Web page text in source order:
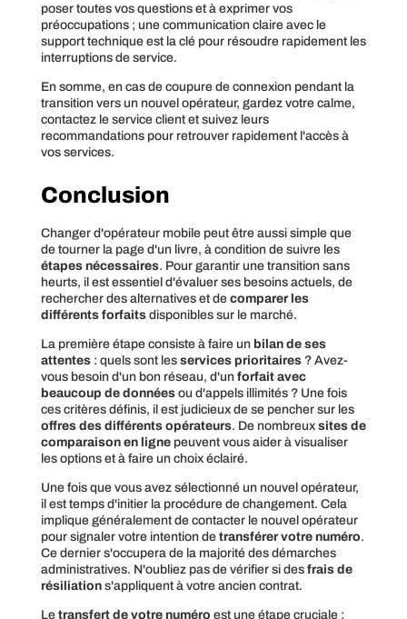
poser toutes vos questions et à exprimer vos
préoccupations ; une communication claire avec le
support technique est la clé pour résoudre rapidement les
interruptions de service.
En somme, en cas de coupure de connexion pendant la
transition vers un nouvel opérateur, gardez votre calme,
contactez le service client et suivez leurs
recommandations pour retrouver rapidement l'accès à
vos services.
Conclusion
Changer d'opérateur mobile peut être aussi simple que
de tourner la page d'un livre, à condition de suivre les
étapes nécessaires. Pour garantir une transition sans
heurts, il est essentiel d'évaluer ses besoins actuels, de
rechercher des alternatives et de comparer les
différents forfaitsdisponibles sur le marché.
La première étape consiste à faire un bilan de ses
attentes: quels sont les services prioritaires? Avez-
vous besoin d'un bon réseau, d'un forfait avec
beaucoup de donnéesou d'appels illimités ? Une fois
ces critères définis, il est judicieux de se pencher sur les
offres des différents opérateurs. De nombreux sites de
comparaison en lignepeuvent vous aider à visualiser
les options et à faire un choix éclairé.
Une fois que vous avez sélectionné un nouvel opérateur,
il est temps d'initier la procédure de changement. Cela
implique généralement de contacter le nouvel opérateur
pour signaler votre intention de transférer votre numéro.
Ce dernier s'occupera de la majorité des démarches
administratives. N'oubliez pas de vérifier si des frais de
résiliations'appliquent à votre ancien contrat.
Le transfert de votre numéro est une étape cruciale :